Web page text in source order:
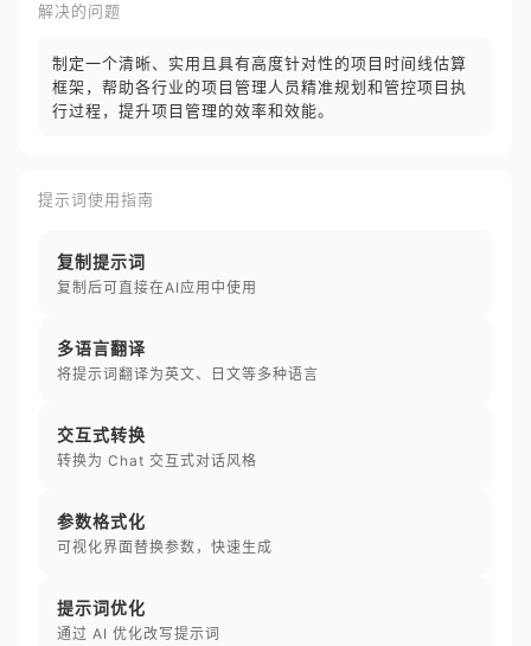
解决的问题
制定一个清晰、实用且具有高度针对性的项目时间线估算
框架，帮助各行业的项目管理人员精准规划和管控项目执
行过程，提升项目管理的效率和效能。
提示词使用指南
复制提示词
复制后可直接在AI应用中使用
多语言翻译
将提示词翻译为英文、日文等多种语言
交互式转换
转换为 Chat 交互式对话风格
参数格式化
可视化界面替换参数，快速生成
提示词优化
通过 AI 优化改写提示词